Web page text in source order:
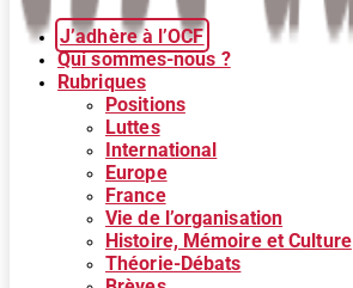
J’adhère à l’OCF
Qui sommes-nous ?
Rubriques
Positions
Luttes
International
Europe
France
Vie de l’organisation
Histoire, Mémoire et Culture
Théorie-Débats